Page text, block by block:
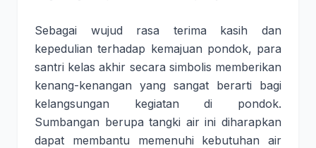
Sebagai wujud rasa terima kasih dan
kepedulian terhadap kemajuan pondok, para
santri kelas akhir secara simbolis memberikan
kenang-kenangan yang sangat berarti bagi
kelangsungan kegiatan di pondok.
Sumbangan berupa tangki air ini diharapkan
dapat membantu memenuhi kebutuhan air